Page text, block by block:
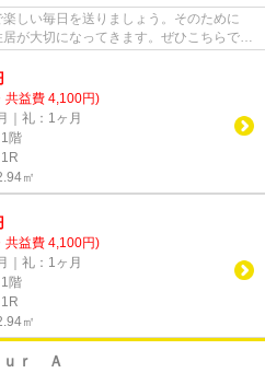
しい毎日を送りましょう。そのために
が大切になってきます。ぜひこちらでお
共益費 4,100円)
｜礼：1ヶ月
階
㎡
共益費 4,100円)
｜礼：1ヶ月
階
㎡
ｕｒ Ａ